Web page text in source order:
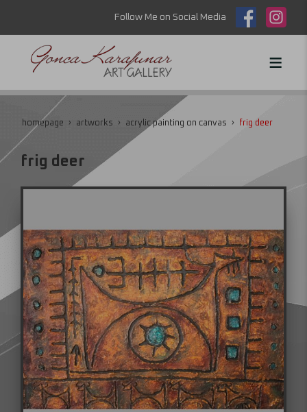
Follow Me on Social Media
homepage artworks acrylic painting on canvas frig deer
frig deer